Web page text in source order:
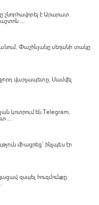
է Արարատ
...
անում, Փաշինյանը սեղանի տակը
վարչապետը․ Սամվել
կոտրում են Telegram,
...
միացրեց՝ ինչպես էր
զսպել հուզմունքը.